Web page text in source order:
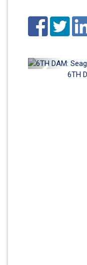
6TH
Previous